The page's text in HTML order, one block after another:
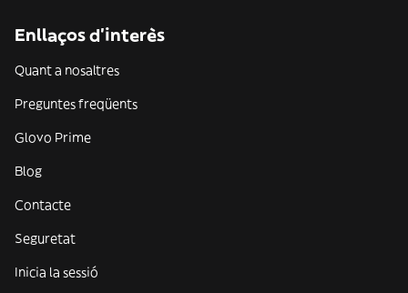
Enllaços d'interès
Quant a nosaltres
Preguntes freqüents
Glovo Prime
Blog
Contacte
Seguretat
Inicia la sessió